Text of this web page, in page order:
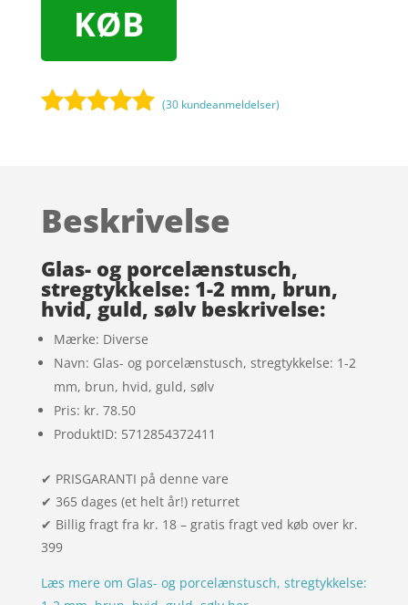
KØB
kundebedøm
(30 kundeanmeldelser)
Beskrivelse
Glas- og porcelænstusch,
stregtykkelse: 1-2 mm, brun,
hvid, guld, sølv beskrivelse:
Mærke: Diverse
Navn: Glas- og porcelænstusch, stregtykkelse: 1-2
mm, brun, hvid, guld, sølv
Pris: kr. 78.50
ProduktID: 5712854372411
✔ PRISGARANTI på denne vare
✔ 365 dages (et helt år!) returret
✔ Billig fragt fra kr. 18 – gratis fragt ved køb over kr.
399
Læs mere om Glas- og porcelænstusch, stregtykkelse: